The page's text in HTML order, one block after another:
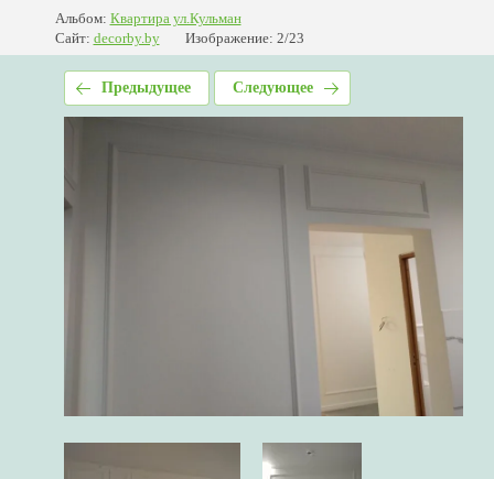
Альбом: Квартира ул.Кульман
Сайт: decorby.by Изображение: 2/23
Предыдущее Следующее